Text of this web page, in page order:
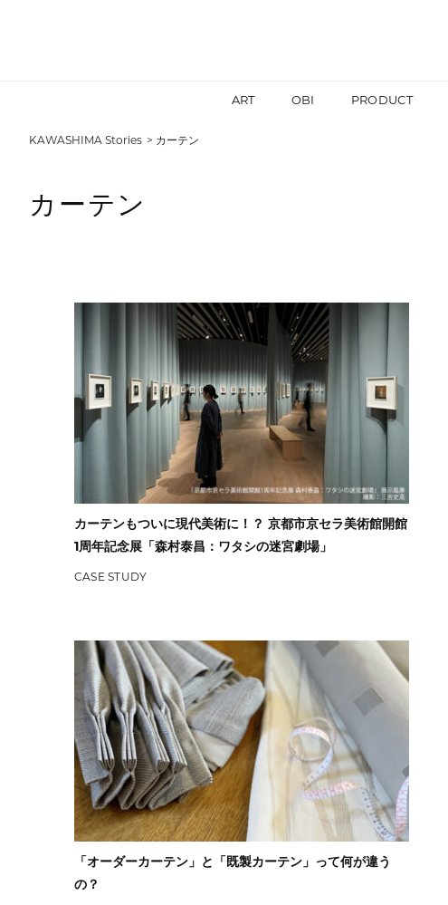
ART OBI PRODUCT
KAWASHIMA Stories カーテン
カーテン
カーテンもついに現代美術に！？ 京都市京セラ美術館開館
1周年記念展「森村泰昌：ワタシの迷宮劇場」
CASE STUDY
「オーダーカーテン」と「既製カーテン」って何が違う
の？